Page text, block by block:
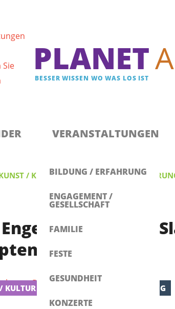
PLANET
BESSER WISSEN WO WAS LOS IST
VERANSTALTUNGEN
BILDUNG / ERFAHRUNG
ENGAGEMENT /
GESELLSCHAFT
FAMILIE
FESTE
GESUNDHEIT
KONZERTE
& Newsletter abonnieren
Anmelden
/ KULTUR / FILM,BILDUNG /
Engelmann Poetry
KULTUR / FILM BILDUNG / ERFAHRUNG